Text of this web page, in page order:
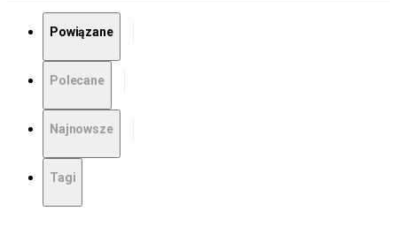
Powiązane
Polecane
Najnowsze
Tagi